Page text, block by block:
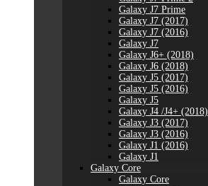
Galaxy J7 Prime
Galaxy J7 (2017)
Galaxy J7 (2016)
Galaxy J7
Galaxy J6+ (2018)
Galaxy J6 (2018)
Galaxy J5 (2017)
Galaxy J5 (2016)
Galaxy J5
Galaxy J4 /J4+ (2018)
Galaxy J3 (2017)
Galaxy J3 (2016)
Galaxy J1 (2016)
Galaxy J1
Galaxy Core
Galaxy Core